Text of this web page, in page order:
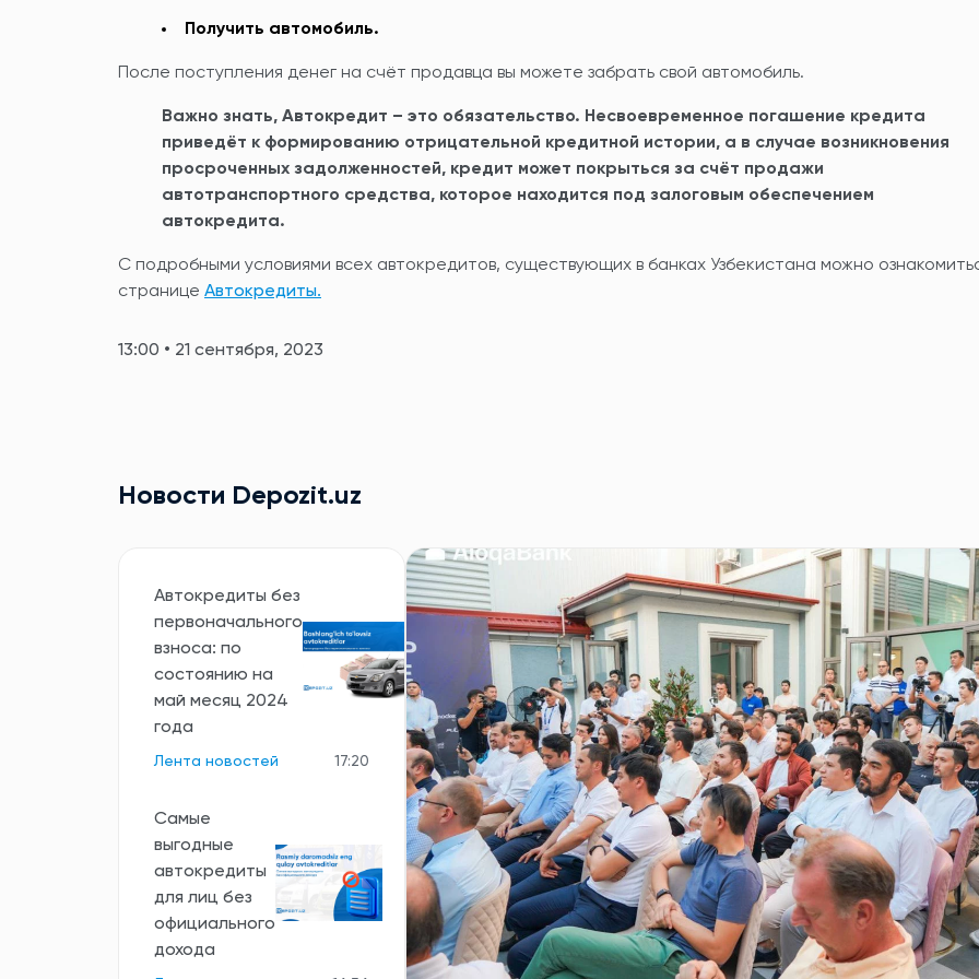
Получить автомобиль.
После поступления денег на счёт продавца вы можете забрать свой автомобиль.
Важно знать, Автокредит – это обязательство. Несвоевременное погашение кредита
приведёт к формированию отрицательной кредитной истории, а в случае возникновения
просроченных задолженностей, кредит может покрыться за счёт продажи
автотранспортного средства, которое находится под залоговым обеспечением
автокредита.
С подробными условиями всех автокредитов, существующих в банках Узбекистана можно
странице Автокредиты.
13:00 • 21 сентября, 2023
Новости Depozit.uz
Автокредиты без
первоначального
взноса: по
состоянию на
май месяц 2024
года
Лента новостей 17:20
Самые
выгодные
автокредиты
для лиц без
официального
дохода